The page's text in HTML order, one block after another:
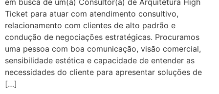
Ticket para atuar com atendimento consultivo,
relacionamento com clientes de alto padrão e
condução de negociações estratégicas. Procuramos
uma pessoa com boa comunicação, visão comercial,
sensibilidade estética e capacidade de entender as
necessidades do cliente para apresentar soluções de
[…]